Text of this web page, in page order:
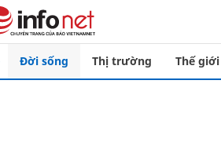
Đời sống Thị trường Thế giới